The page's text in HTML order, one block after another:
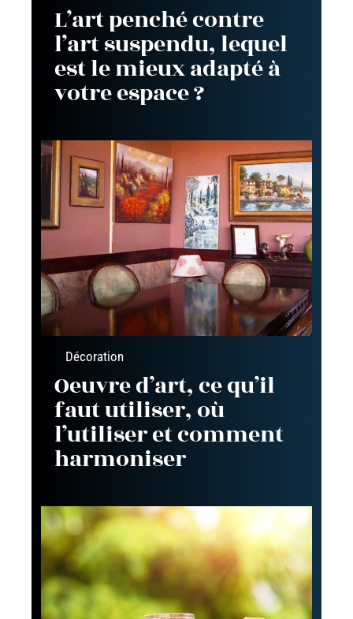
L’art penché contre
l’art suspendu, lequel
est le mieux adapté à
votre espace ?
Décoration
Oeuvre d’art, ce qu’il
faut utiliser, où
l’utiliser et comment
harmoniser